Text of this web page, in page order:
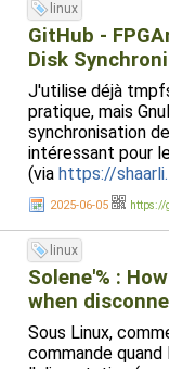
linux
GitHub -
Disk
J'utilise déjà
pratique, mais
synchronisation
intéressant pour
(via https://
2025-06-05 https://
linux
Solene'% :
when
Sous Linux,
commande